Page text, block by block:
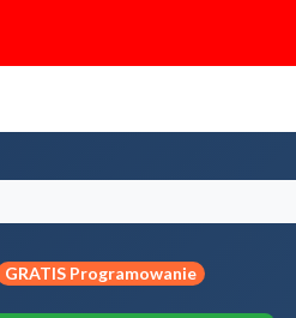
GRATIS Programowanie